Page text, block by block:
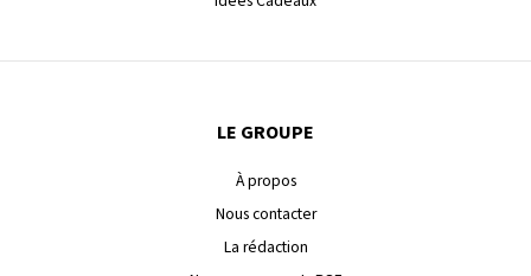
LE GROUPE
À propos
Nous contacter
La rédaction